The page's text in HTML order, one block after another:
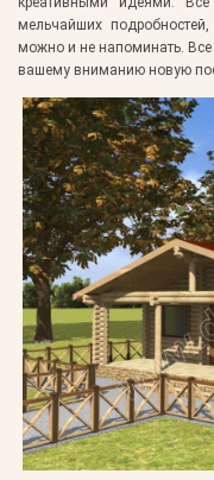
мельчайших
можно и не напоминать.
вашему вниманию новую